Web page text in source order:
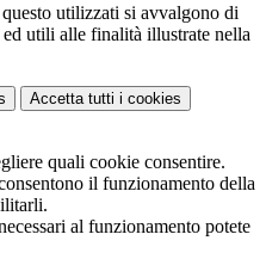
utilizzati si avvalgono di
utili alle finalità illustrate nella
Accetta tutti i cookies
quali cookie consentire.
il funzionamento della
al funzionamento potete